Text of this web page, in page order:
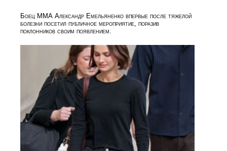
Боец ММА Александр Емельяненко впервые после тяжелой
болезни посетил публичное мероприятие, поразив
поклонников своим появлением.